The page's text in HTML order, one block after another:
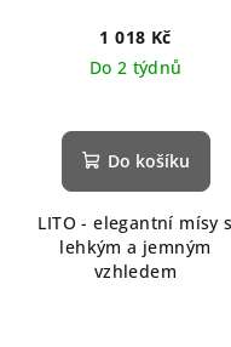
1 018 Kč
Do 2 týdnů
Do košíku
LITO - elegantní mísy s
lehkým a jemným
vzhledem